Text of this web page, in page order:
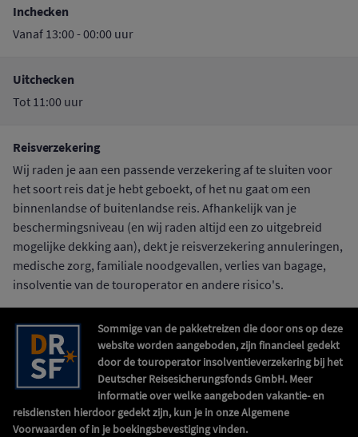
Inchecken
Vanaf 13:00 - 00:00 uur
Uitchecken
Tot 11:00 uur
Reisverzekering
Wij raden je aan een passende verzekering af te sluiten voor
het soort reis dat je hebt geboekt, of het nu gaat om een
binnenlandse of buitenlandse reis. Afhankelijk van je
beschermingsniveau (en wij raden altijd een zo uitgebreid
mogelijke dekking aan), dekt je reisverzekering annuleringen,
medische zorg, familiale noodgevallen, verlies van bagage,
insolventie van de touroperator en andere risico's.
Sommige van de pakketreizen die door ons op deze
website worden aangeboden, zijn financieel gedekt
door de touroperator insolventieverzekering bij het
Deutscher Reisesicherungsfonds GmbH. Meer
informatie over welke aangeboden vakantie- en
reisdiensten hierdoor gedekt zijn, kun je in onze Algemene
Voorwaarden of in je boekingsbevestiging vinden.